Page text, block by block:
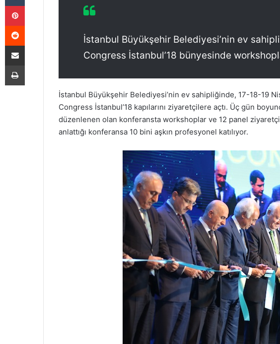
İstanbul Büyükşehir Belediyesi’nin ev
Congress İstanbul’18 bünyesinde
İstanbul Büyükşehir Belediyesi’nin ev sahipliğinde, 17-18-19
Congress İstanbul’18 kapılarını ziyaretçilere açtı. Üç gün
düzenlenen olan konferansta workshoplar ve 12 panel
anlattığı konferansa 10 bini aşkın profesyonel katılıyor.
Pinterest
Reddit
E-Posta ile paylaş